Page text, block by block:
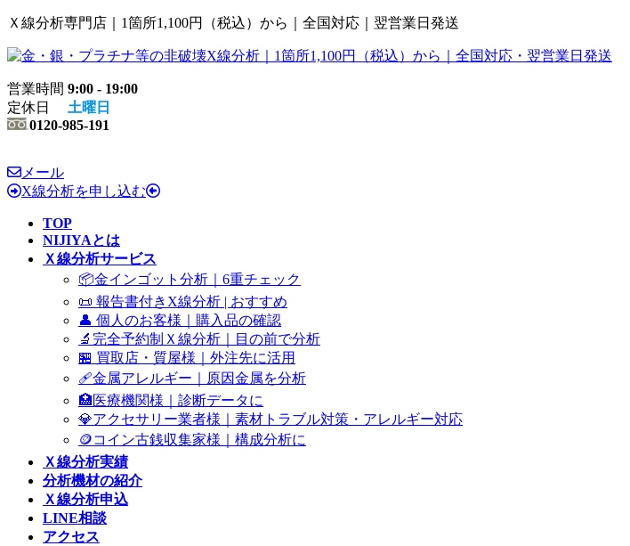
コ
テ
ツ
へ
ス
ッ
プ
ナ
ゲ
シ
ョ
ン
移
動
Ｘ線分析専門店｜1箇所1,100円（税込）から｜全国対応｜翌営業日発送
営業時間 9:00 - 19:00
定休日 土曜日
0120-985-191
メール
X線分析を申し込む
TOP
NIJIYAとは
Ｘ線分析サービス
📦金インゴット分析｜6重チェック
📜 報告書付きX線分析 | おすすめ
👤 個人のお客様｜購入品の確認
🔬完全予約制Ｘ線分析｜目の前で分析
🏪 買取店・質屋様｜外注先に活用
🩹金属アレルギー｜原因金属を分析
🏥医療機関様｜診断データに
💎アクセサリー業者様｜素材トラブル対策・アレルギー対応
🪙コイン古銭収集家様｜構成分析に
Ｘ線分析実績
分析機材の紹介
Ｘ線分析申込
LINE相談
アクセス